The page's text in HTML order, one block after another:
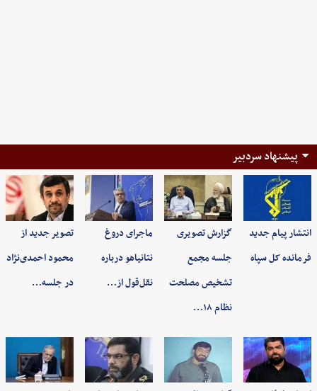
پیشنهاد سردبیر
انتشار پیام جدید
فرمانده کل سپاه
گزارش تصویری
جلسه مجمع
تشخیص مصلحت
نظام ۱۸…
ماجرای دروغ
نتانیاهو درباره
نقل‌قول از…
تصویر جدید از
محمود احمدی‌نژاد
در جلسه…